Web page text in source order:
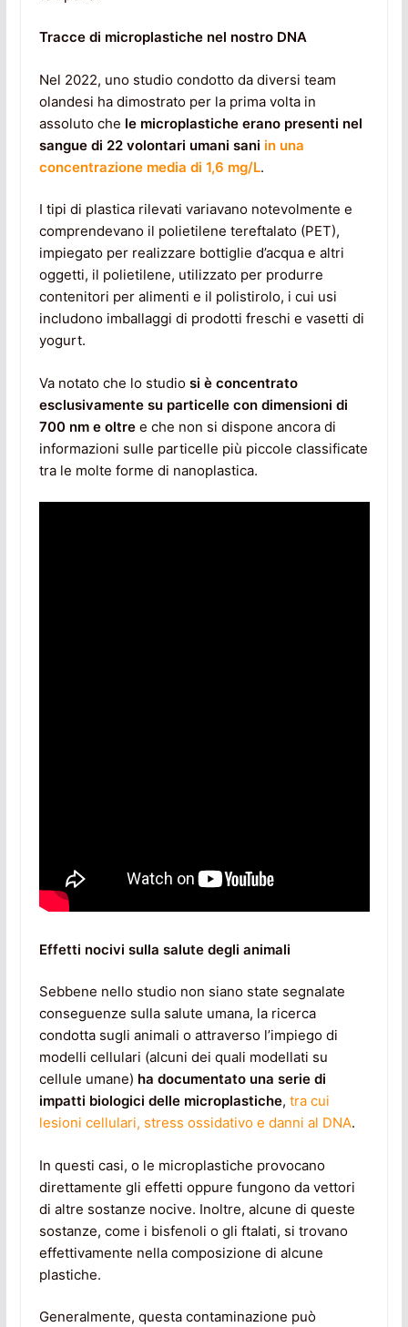
Tracce di microplastiche nel nostro DNA
Nel 2022, uno studio condotto da diversi team
olandesi ha dimostrato per la prima volta in
assoluto che le microplastiche erano presenti nel
sangue di 22 volontari umani sani in una
concentrazione media di 1,6 mg/L.
I tipi di plastica rilevati variavano notevolmente e
comprendevano il polietilene tereftalato (PET),
impiegato per realizzare bottiglie d’acqua e altri
oggetti, il polietilene, utilizzato per produrre
contenitori per alimenti e il polistirolo, i cui usi
includono imballaggi di prodotti freschi e vasetti di
yogurt.
Va notato che lo studio si è concentrato
esclusivamente su particelle con dimensioni di
700 nm e oltree che non si dispone ancora di
informazioni sulle particelle più piccole classificate
tra le molte forme di nanoplastica.
Effetti nocivi sulla salute degli animali
Sebbene nello studio non siano state segnalate
conseguenze sulla salute umana, la ricerca
condotta sugli animali o attraverso l’impiego di
modelli cellulari (alcuni dei quali modellati su
cellule umane) ha documentato una serie di
impatti biologici delle microplastiche, tra cui
lesioni cellulari, stress ossidativo e danni al DNA.
In questi casi, o le microplastiche provocano
direttamente gli effetti oppure fungono da vettori
di altre sostanze nocive. Inoltre, alcune di queste
sostanze, come i bisfenoli o gli ftalati, si trovano
effettivamente nella composizione di alcune
plastiche.
Generalmente, questa contaminazione può